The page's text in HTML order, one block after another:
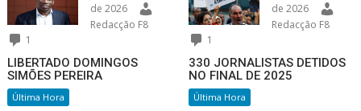
de 2026
Redacção F8
1
LIBERTADO DOMINGOS
SIMÕES PEREIRA
Última Hora
de 2026
Redacção F8
1
330 JORNALISTAS DETIDOS
NO FINAL DE 2025
Última Hora